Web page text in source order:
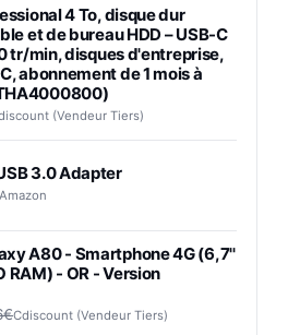
4 To, disque dur
et de bureau HDD – USB-C
tr/min, disques d'entreprise,
abonnement de 1 mois à
(Vendeur Tiers)
3.0 Adapter
Amazon
A80 - Smartphone 4G (6,7''
RAM) - OR - Version
Cdiscount (Vendeur Tiers)